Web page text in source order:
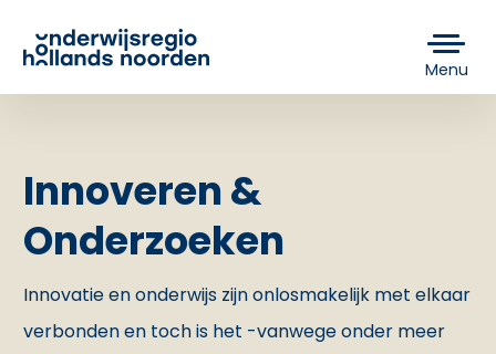
Menu
Innoveren &
Onderzoeken
Innovatie en onderwijs zijn onlosmakelijk met elkaar
verbonden en toch is het -vanwege onder meer